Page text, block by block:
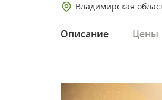
Владимирская
Описание Цены